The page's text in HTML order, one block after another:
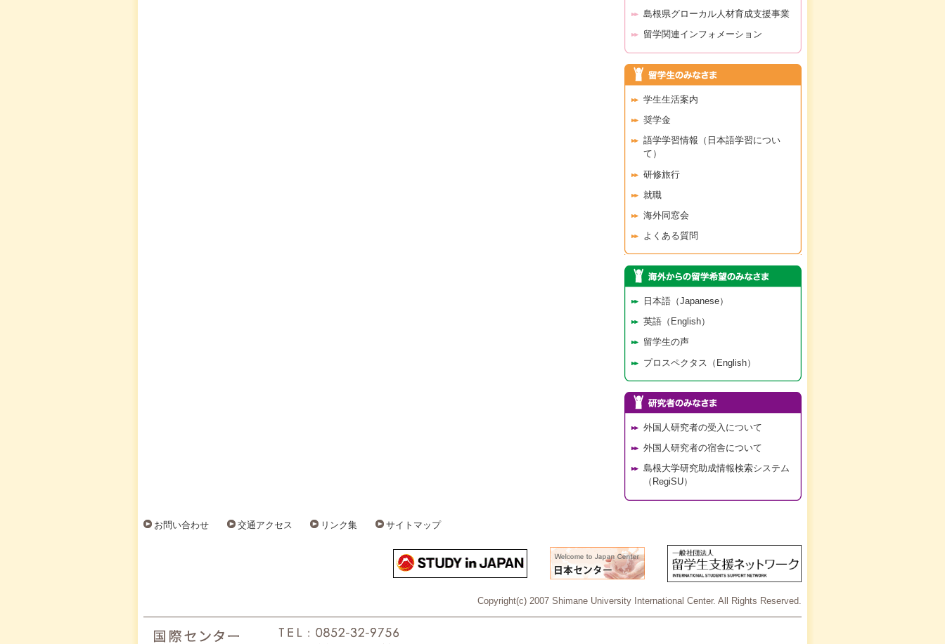
島根県グローカル人材育成支援事業
留学関連インフォメーション
学生生活案内
奨学金
語学学習情報（日本語学習につい
て）
研修旅行
就職
海外同窓会
よくある質問
日本語（Japanese）
英語（English）
留学生の声
プロスペクタス（English）
外国人研究者の受入について
外国人研究者の宿舎について
島根大学研究助成情報検索システム
（RegiSU）
お問い合わせ 交通アクセス リンク集 サイトマップ
Copyright(c) 2007 Shimane University International Center. All Rights Reserved.